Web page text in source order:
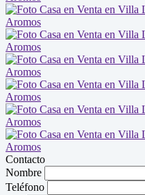
Contacto
Nombre
Teléfono